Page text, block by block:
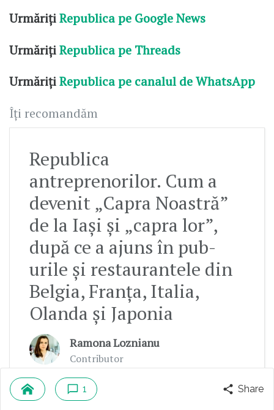
UrmărițiRepublica pe Google News
UrmărițiRepublica pe Threads
UrmărițiRepublica pe canalul de WhatsApp
Îți recomandăm
Republica
antreprenorilor. Cum a
devenit „Capra Noastră”
de la Iași și „capra lor”,
după ce a ajuns în pub-
urile și restaurantele din
Belgia, Franța, Italia,
Olanda și Japonia
Ramona Loznianu
Contributor
1 Share